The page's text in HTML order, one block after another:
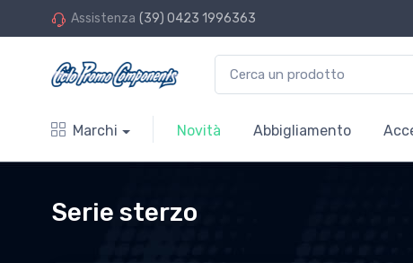
Assistenza (39) 0423 1996363
Marchi Novità Abbigliamento
Serie sterzo